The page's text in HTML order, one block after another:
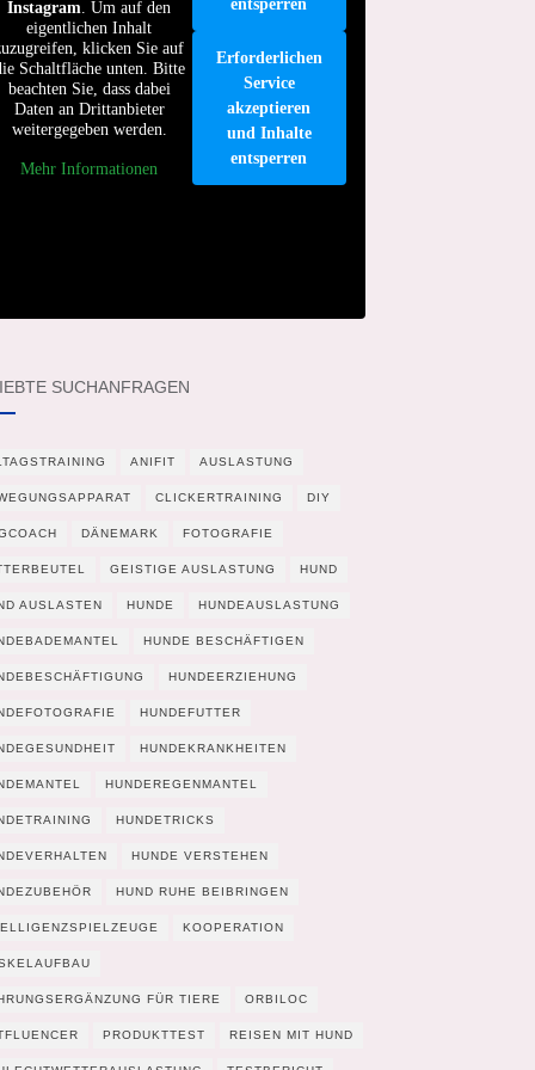
Instagram. Um auf den
eigentlichen Inhalt
klicken Sie auf
Schaltfläche unten. Bitte
beachten Sie, dass dabei
Daten an Drittanbieter
weitergegeben werden.
Mehr Informationen
entsperren
Erforderlichen
Service
akzeptieren
und Inhalte
entsperren
SUCHANFRAGEN
ANIFIT AUSLASTUNG
CLICKERTRAINING DIY
DÄNEMARK FOTOGRAFIE
GEISTIGE AUSLASTUNG HUND
AUSLASTEN HUNDE HUNDEAUSLASTUNG
HUNDE BESCHÄFTIGEN
HUNDEERZIEHUNG
HUNDEFUTTER
HUNDEKRANKHEITEN
HUNDEREGENMANTEL
HUNDETRICKS
HUNDE VERSTEHEN
HUND RUHE BEIBRINGEN
KOOPERATION
FÜR TIERE ORBILOC
PRODUKTTEST REISEN MIT HUND